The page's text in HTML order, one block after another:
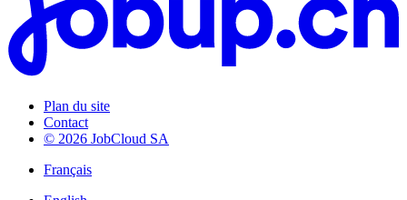
Plan du site
Contact
© 2026 JobCloud SA
Français